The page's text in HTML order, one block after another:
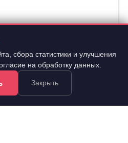
сбора статистики и улучшения
на обработку данных.
Закрыть